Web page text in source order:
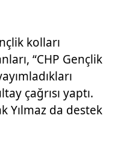
kolları
“CHP Gençlik
çağrısı yaptı.
Yılmaz da destek